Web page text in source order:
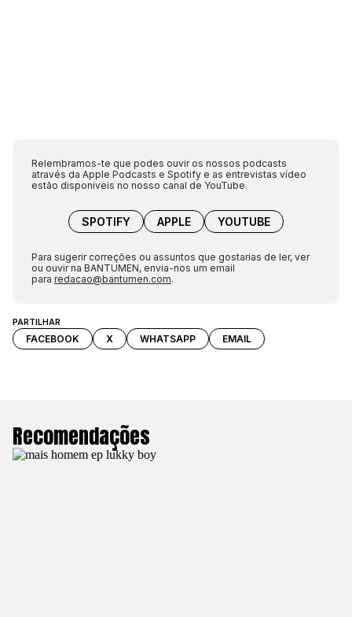
PARTILHAR
FACEBOOK X WHATSAPP EMAIL
Relembramos-te que podes ouvir os nossos podcasts
através da Apple Podcasts e Spotify e as entrevistas vídeo
estão disponíveis no nosso canal de YouTube.
SPOTIFY APPLE YOUTUBE
Para sugerir correções ou assuntos que gostarias de ler, ver
ou ouvir na BANTUMEN, envia-nos um email
para redacao@bantumen.com.
Recomendações